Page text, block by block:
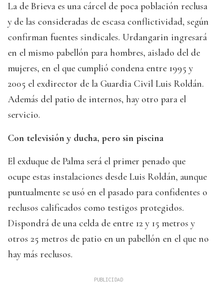
La de Brieva es una cárcel de poca población reclusa
y de las consideradas de escasa conflictividad, según
confirman fuentes sindicales. Urdangarin ingresará
en el mismo pabellón para hombres, aislado del de
mujeres, en el que cumplió condena entre 1995 y
2005 el exdirector de la Guardia Civil Luis Roldán.
Además del patio de internos, hay otro para el
servicio.
Con televisión y ducha, pero sin piscina
El exduque de Palma será el primer penado que
ocupe estas instalaciones desde Luis Roldán, aunque
puntualmente se usó en el pasado para confidentes o
reclusos calificados como testigos protegidos.
Dispondrá de una celda de entre 12 y 15 metros y
otros 25 metros de patio en un pabellón en el que no
hay más reclusos.